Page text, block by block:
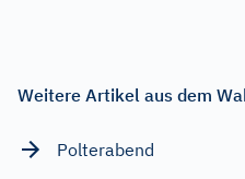
Weitere Artikel aus dem
Polterabend